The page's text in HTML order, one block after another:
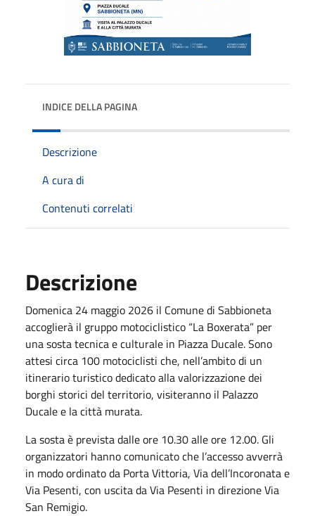
INDICE DELLA PAGINA
Descrizione
A cura di
Contenuti correlati
Descrizione
Domenica 24 maggio 2026 il Comune di Sabbioneta
accoglierà il gruppo motociclistico “La Boxerata” per
una sosta tecnica e culturale in Piazza Ducale. Sono
attesi circa 100 motociclisti che, nell’ambito di un
itinerario turistico dedicato alla valorizzazione dei
borghi storici del territorio, visiteranno il Palazzo
Ducale e la città murata.
La sosta è prevista dalle ore 10.30 alle ore 12.00. Gli
organizzatori hanno comunicato che l’accesso avverrà
in modo ordinato da Porta Vittoria, Via dell’Incoronata e
Via Pesenti, con uscita da Via Pesenti in direzione Via
San Remigio.